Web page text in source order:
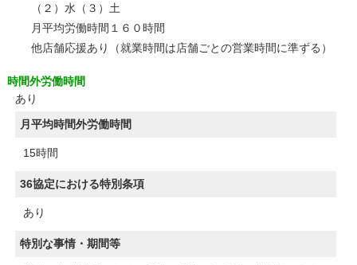
（２）水（３）土
月平均労働時間１６０時間
他店舗応援あり（就業時間は店舗ごとの営業時間に準ずる）
時間外労働時間
あり
月平均時間外労働時間
15時間
36協定における特別条項
あり
特別な事情・期間等